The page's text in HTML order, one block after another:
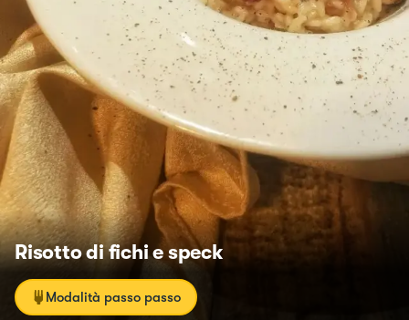
Risotto di fichi e speck
Modalità passo passo